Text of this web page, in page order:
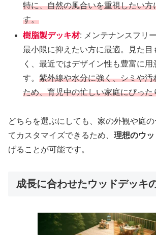
特に、自然の風合いを重視したい方
す。
樹脂製デッキ材: メンテナンスフリ
最小限に抑えたい方に最適。見た目
く、最近ではデザイン性も豊富に用
す。紫外線や水分に強く、シミや汚
ため、育児中の忙しい家庭にぴった
どちらを選ぶにしても、家の外観や庭
てカスタマイズできるため、 理想のウ
げることが可能です。
成長に合わせたウッドデッキ